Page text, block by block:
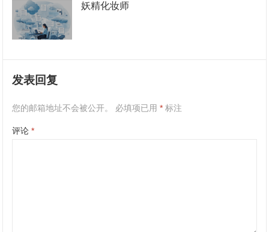
妖精化妆师
发表回复
您的邮箱地址不会被公开。 必填项已用* 标注
评论*